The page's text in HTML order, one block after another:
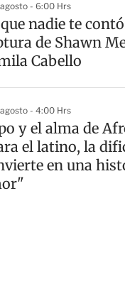
- 6:00 Hrs
nadie te
de Shawn
Cabello
- 4:00 Hrs
y el alma de
el latino, la
en una